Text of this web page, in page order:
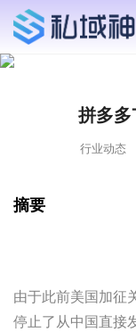
拼多
行业动态
摘要
由于此前美国加征
停止了从中国直接